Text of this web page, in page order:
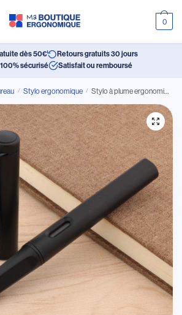
0
dès 50€
Retours gratuits 30 jours
sécurisé
Satisfait ou remboursé
/ Stylo ergonomique / Stylo à plume ergonomique de haute qualité